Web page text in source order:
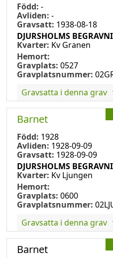
Född: -
Avliden: -
Gravsatt: 1938-08-18
DJURSHOLMS
Kvarter: Kv Granen
Hemort:
Gravplats: 0527
Gravplatsnummer:
Gravsatta i denna grav
Barnet
Född: 1928
Avliden: 1928-09-09
Gravsatt: 1928-09-09
DJURSHOLMS
Kvarter: Kv Ljungen
Hemort:
Gravplats: 0600
Gravplatsnummer:
Gravsatta i denna grav
Barnet